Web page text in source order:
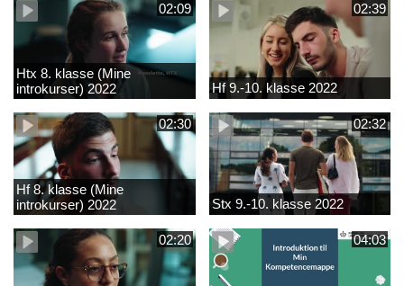
02:09
Htx 8. klasse (Mine
introkurser) 2022
02:39
Hf 9.-10. klasse 2022
02:30
Hf 8. klasse (Mine
introkurser) 2022
02:32
Stx 9.-10. klasse 2022
02:20 04:03